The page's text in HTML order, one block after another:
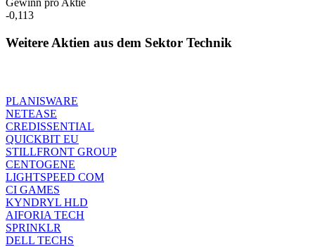
Gewinn pro Aktie
-0,113
Weitere Aktien aus dem Sektor Technik
PLANISWARE
NETEASE
CREDISSENTIAL
QUICKBIT EU
STILLFRONT GROUP
CENTOGENE
LIGHTSPEED COM
CI GAMES
KYNDRYL HLD
AIFORIA TECH
SPRINKLR
DELL TECHS